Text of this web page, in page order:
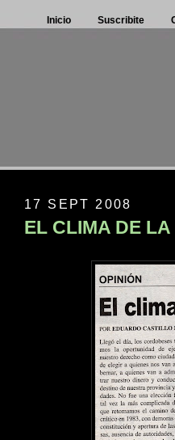
Inicio Suscribite
17 SEPT 2008
EL CLIMA DE